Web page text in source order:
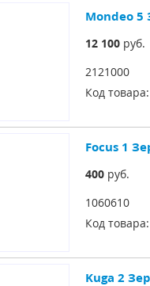
Mondeo 5
12 100руб.
2121000
Код товара:
Focus 1
400руб.
1060610
Код товара:
Kuga 2